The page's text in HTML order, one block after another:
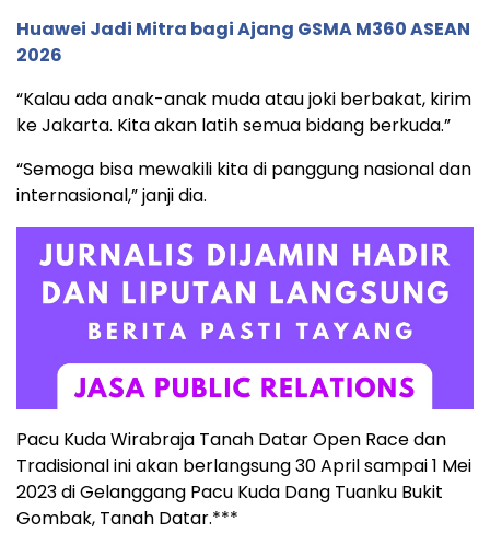
Huawei Jadi Mitra bagi Ajang GSMA M360 ASEAN
2026
“Kalau ada anak-anak muda atau joki berbakat, kirim
ke Jakarta. Kita akan latih semua bidang berkuda.”
“Semoga bisa mewakili kita di panggung nasional dan
internasional,” janji dia.
Pacu Kuda Wirabraja Tanah Datar Open Race dan
Tradisional ini akan berlangsung 30 April sampai 1 Mei
2023 di Gelanggang Pacu Kuda Dang Tuanku Bukit
Gombak, Tanah Datar.***